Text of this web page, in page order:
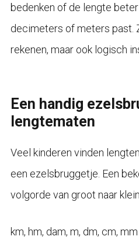
bedenken of de lengte
decimeters of meters past.
rekenen, maar ook logisch
Een handig
lengtematen
Veel kinderen vinden
een ezelsbruggetje. Een
volgorde van groot naar
km, hm, dam, m, dm, cm, mm